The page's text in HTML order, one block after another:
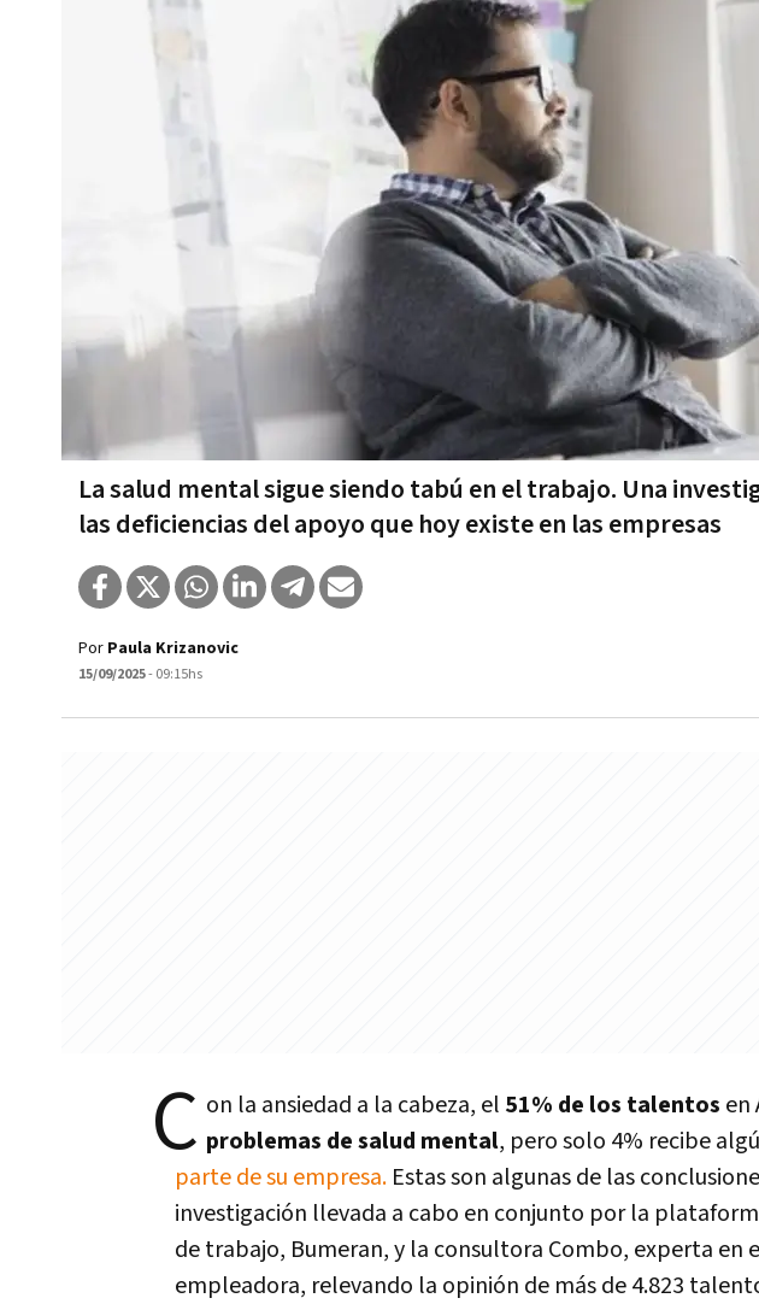
La salud mental sigue siendo tabú en el trabajo. Una
las deficiencias del apoyo que hoy existe en las empresas
Por Paula Krizanovic
15/09/2025- 09:15hs
C on la ansiedad a la cabeza, el 51% de los talentos en
problemas de salud mental, pero solo 4% recibe
parte de su empresa. Estas son algunas de las
investigación llevada a cabo en conjunto por la
de trabajo, Bumeran, y la consultora Combo, experta en
empleadora, relevando la opinión de más de 4.823